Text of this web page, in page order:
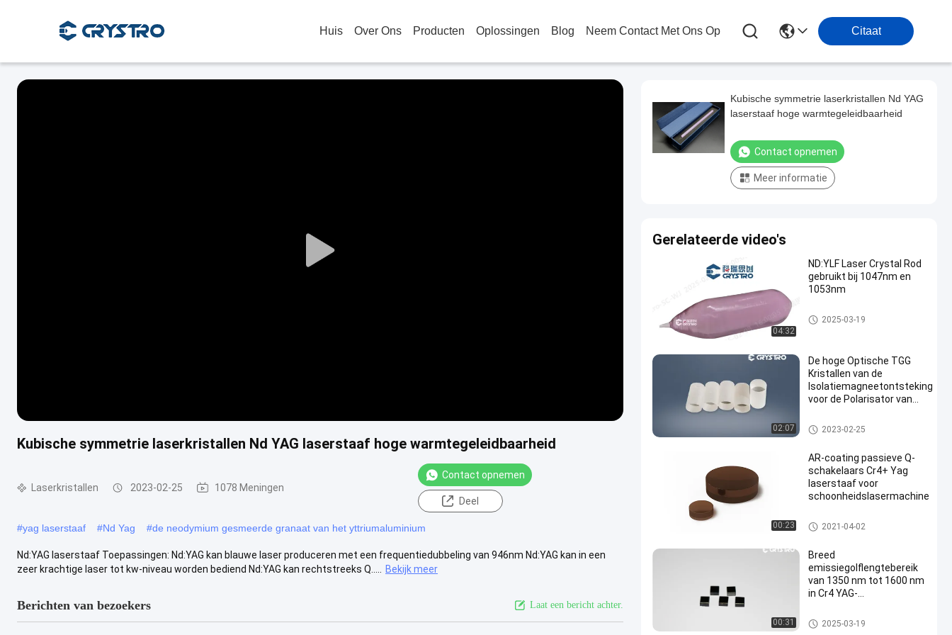
Huis Over Ons Producten Oplossingen Blog Neem Contact Met Ons Op Citaat
Play
Kubische symmetrie laserkristallen Nd YAG laserstaaf hoge warmtegeleidbaarheid
Laserkristallen 2023-02-25 1078 Meningen
Contact opnemen
Deel
#yag laserstaaf #Nd Yag #de neodymium gesmeerde granaat van het yttriumaluminium
Nd:YAG laserstaaf Toepassingen: Nd:YAG kan blauwe laser produceren met een frequentiedubbeling van 946nm Nd:YAG kan in een
zeer krachtige laser tot kw-niveau worden bediend Nd:YAG kan rechtstreeks Q.....
Bekijk meer
Berichten van bezoekers Laat een bericht achter.
Kubische symmetrie laserkristallen Nd YAG
laserstaaf hoge warmtegeleidbaarheid
Contact opnemen
Meer informatie
Gerelateerde video's
04:32
ND:YLF Laser Crystal Rod
gebruikt bij 1047nm en
1053nm
Laserkristallen
2025-03-19
02:07
De hoge Optische TGG
Kristallen van de
Isolatiemagneetontsteking
voor de Polarisator van
Magneetontstekings Optische K
ristallen
2023-02-25
00:23
AR-coating passieve Q-
schakelaars Cr4+ Yag
laserstaaf voor
schoonheidslasermachine
Laserkristallen
2021-04-02
00:31
Breed
emissiegolflengtebereik
van 1350 nm tot 1600 nm
in Cr4 YAG-
verschillende
toepassingen
Laserkristallen
2025-03-19